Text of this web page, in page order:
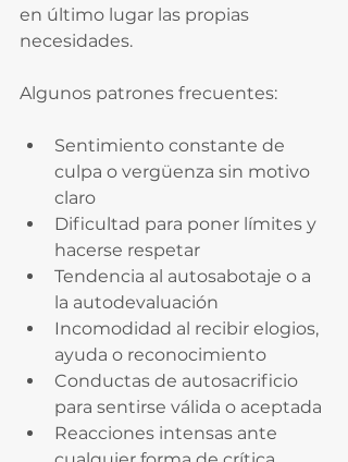
en último lugar las propias
necesidades.
Algunos patrones frecuentes:
Sentimiento constante de
culpa o vergüenza sin motivo
claro
Dificultad para poner límites y
hacerse respetar
Tendencia al autosabotaje o a
la autodevaluación
Incomodidad al recibir elogios,
ayuda o reconocimiento
Conductas de autosacrificio
para sentirse válida o aceptada
Reacciones intensas ante